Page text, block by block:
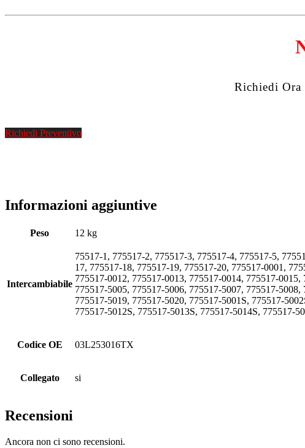
Richiedi Ora
Richiedi Preventivo
Informazioni aggiuntive
Peso 12 kg
Intercambiabile
75517-1, 775517-2, 775517-3, 775517-4, 775517-5,
17, 775517-18, 775517-19, 775517-20, 775517-0001,
775517-0012, 775517-0013, 775517-0014, 775517-
775517-5005, 775517-5006, 775517-5007, 775517-
775517-5019, 775517-5020, 775517-5001S, 775517-
775517-5012S, 775517-5013S, 775517-5014S, 775517-
Codice OE 03L253016TX
Collegato si
Recensioni
Ancora non ci sono recensioni.